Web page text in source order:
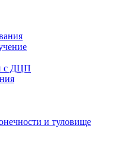
с ДЦП
и туловище